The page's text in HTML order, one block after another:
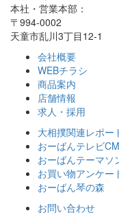
本社・営業本部：
〒994-0002
天童市乱川3丁目12-1
会社概要
WEBチラシ
商品案内
店舗情報
求人・採用
大相撲関連レポー
おーばんテレビCM
おーばんテーマソ
お買い物アンケー
おーばん琴の森
お問い合わせ